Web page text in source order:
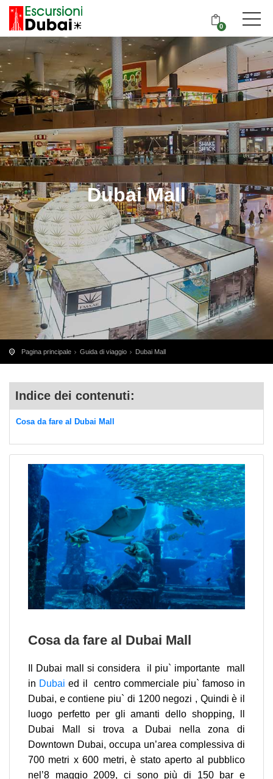
0
Dubai Mall
Pagina principale Guida di viaggio Dubai Mall
Indice dei contenuti:
Cosa da fare al Dubai Mall
Cosa da fare al Dubai Mall
Il Dubai mall si considera il piu` importante mall
in Dubai ed il centro commerciale piu` famoso in
Dubai, e contiene piu` di 1200 negozi , Quindi è il
luogo perfetto per gli amanti dello shopping, ll
Dubai Mall si trova a Dubai nella zona di
Downtown Dubai, occupa un’area complessiva di
700 metri x 600 metri, è stato aperto al pubblico
nel’8 maggio 2009, ci sono più di 150 bar e